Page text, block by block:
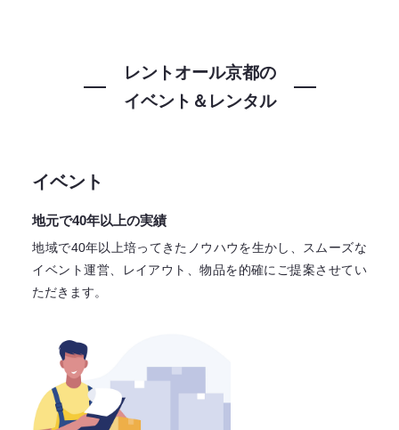
レントオール京都の
イベント＆レンタル
イベント
地元で40年以上の実績
地域で40年以上培ってきたノウハウを生かし、スムーズな
イベント運営、レイアウト、物品を的確にご提案させてい
ただきます。